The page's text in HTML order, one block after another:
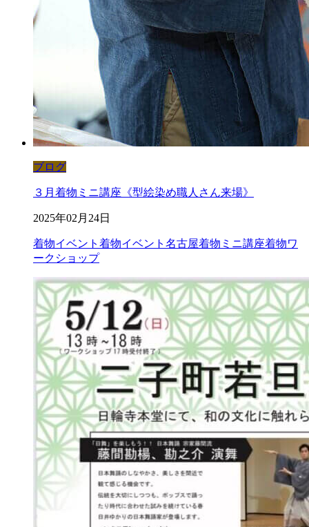
ブログ
３月着物ミニ講座《型絵染め職人さん来場》
2025年02月24日
着物イベント 着物イベント名古屋着物ミニ講座着物ワ
ークショップ